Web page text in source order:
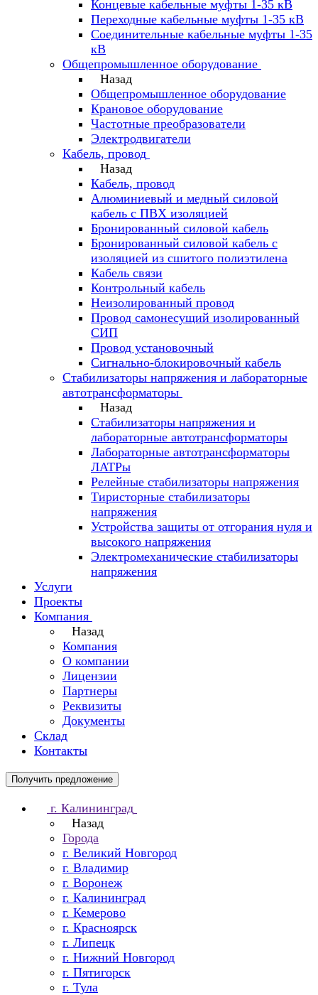
Концевые кабельные муфты 1-35 кВ
Переходные кабельные муфты 1-35 кВ
Соединительные кабельные муфты 1-35
кВ
Общепромышленное оборудование
Назад
Общепромышленное оборудование
Крановое оборудование
Частотные преобразователи
Электродвигатели
Кабель, провод
Назад
Кабель, провод
Алюминиевый и медный силовой
кабель с ПВХ изоляцией
Бронированный силовой кабель
Бронированный силовой кабель с
изоляцией из сшитого полиэтилена
Кабель связи
Контрольный кабель
Неизолированный провод
Провод самонесущий изолированный
СИП
Провод установочный
Сигнально-блокировочный кабель
Стабилизаторы напряжения и лабораторные
автотрансформаторы
Назад
Стабилизаторы напряжения и
лабораторные автотрансформаторы
Лабораторные автотрансформаторы
ЛАТРы
Релейные стабилизаторы напряжения
Тиристорные стабилизаторы
напряжения
Устройства защиты от отгорания нуля и
высокого напряжения
Электромеханические стабилизаторы
напряжения
Услуги
Проекты
Компания
Назад
Компания
О компании
Лицензии
Партнеры
Реквизиты
Документы
Склад
Контакты
Получить предложение
г. Калининград
Назад
Города
г. Великий Новгород
г. Владимир
г. Воронеж
г. Калининград
г. Кемерово
г. Красноярск
г. Липецк
г. Нижний Новгород
г. Пятигорск
г. Тула